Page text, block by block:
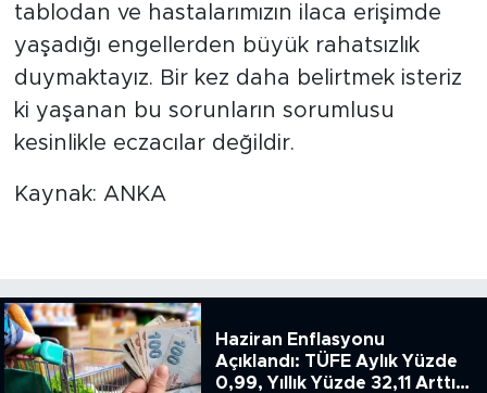
tablodan ve hastalarımızın ilaca erişimde
yaşadığı engellerden büyük rahatsızlık
duymaktayız. Bir kez daha belirtmek isteriz
ki yaşanan bu sorunların sorumlusu
kesinlikle eczacılar değildir.
Kaynak: ANKA
Haziran Enflasyonu
Açıklandı: TÜFE Aylık Yüzde
0,99, Yıllık Yüzde 32,11 Arttı,